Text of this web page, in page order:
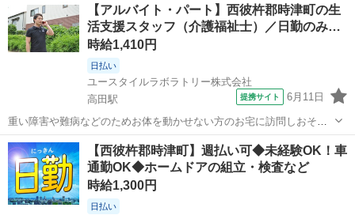
【サービス】 訪問介護（日勤） 【仕事内容】 ご高齢やさまざまな障
がいによりおひとりでは生活で...
【アルバイト・パート】西彼杵郡時津町の生
活支援スタッフ（介護福祉士）／日勤のみ…
時給1,410円
日払い
ユースタイルラボラトリー株式会社
高田駅
提携サイト 6月11日
重い障害や難病などのためお体を動かせない方のお宅に訪問しおそば
でケアする『日中の見守り訪問介護』です。もちろん直行直帰OK。
【サービス】 訪問介護（日勤） 【仕事内容】 ALSなどの難病の方
や、さまざまな障がいによりお...
長崎 西彼杵郡 高田駅 その他
【西彼杵郡時津町】週払い可◆未経験OK！車
通勤OK◆ホームドアの組立・検査など
時給1,300円
日払い